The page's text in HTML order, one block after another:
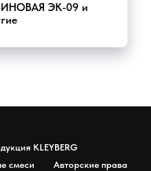
ЭК-09 и
KLEYBERG
смеси Авторские права